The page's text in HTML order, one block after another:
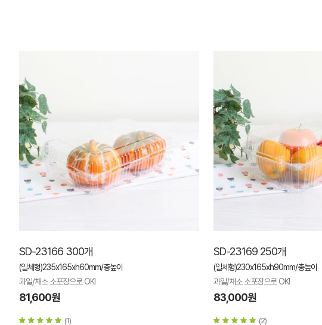
SD-23166 300개
(일체형)235x165xh60mm/총높이
과일/채소 소포장으로 OK!
81,600원
(1)
SD-23169 250개
(일체형)230x165xh90mm/총높이
과일/채소 소포장으로 OK!
83,000원
(2)